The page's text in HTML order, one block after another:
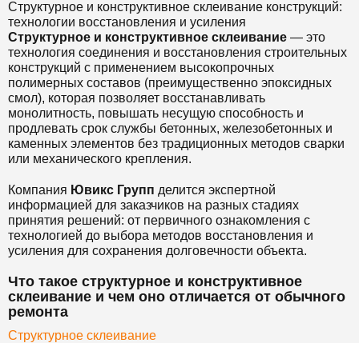
Структурное и конструктивное склеивание конструкций:
технологии восстановления и усиления
Структурное и конструктивное склеивание — это
технология соединения и восстановления строительных
конструкций с применением высокопрочных
полимерных составов (преимущественно эпоксидных
смол), которая позволяет восстанавливать
монолитность, повышать несущую способность и
продлевать срок службы бетонных, железобетонных и
каменных элементов без традиционных методов сварки
или механического крепления.
Компания Ювикс Групп делится экспертной
информацией для заказчиков на разных стадиях
принятия решений: от первичного ознакомления с
технологией до выбора методов восстановления и
усиления для сохранения долговечности объекта.
Что такое структурное и конструктивное
склеивание и чем оно отличается от обычного
ремонта
Структурное склеивание